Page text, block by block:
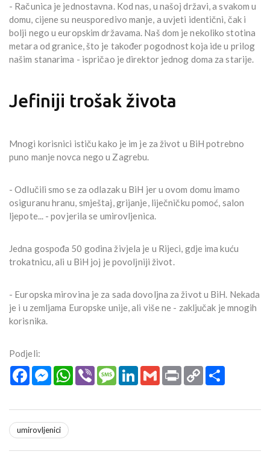
- Računica je jednostavna. Kod nas, u našoj državi, a svakom u
domu, cijene su neusporedivo manje, a uvjeti identični, čak i
bolji nego u europskim državama. Naš dom je nekoliko stotina
metara od granice, što je također pogodnost koja ide u prilog
našim stanarima - ispričao je direktor jednog doma za starije.
Jefiniji trošak života
Mnogi korisnici ističu kako je im je za život u BiH potrebno
puno manje novca nego u Zagrebu.
- Odlučili smo se za odlazak u BiH jer u ovom domu imamo
osiguranu hranu, smještaj, grijanje, liječničku pomoć, salon
ljepote... - povjerila se umirovljenica.
Jedna gospođa 50 godina živjela je u Rijeci, gdje ima kuću
trokatnicu, ali u BiH joj je povoljniji život.
- Europska mirovina je za sada dovoljna za život u BiH. Nekada
je i u zemljama Europske unije, ali više ne - zaključak je mnogih
korisnika.
Podjeli:
FacebookMessengerWhatsApp
Viber MessageLinkedInGmail Print Copy
Link
umirovljenici